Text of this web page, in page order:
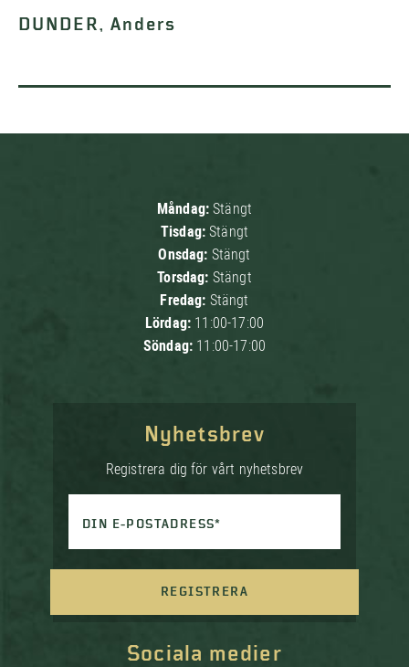
DUNDER, Anders
Måndag:Stängt
Tisdag:Stängt
Onsdag: Stängt
Torsdag: Stängt
Fredag: Stängt
Lördag: 11:00-17:00
Söndag: 11:00-17:00
Sociala medier
Nyhetsbrev
Registrera dig för vårt nyhetsbrev
DIN E-POSTADRESS*
REGISTRERA